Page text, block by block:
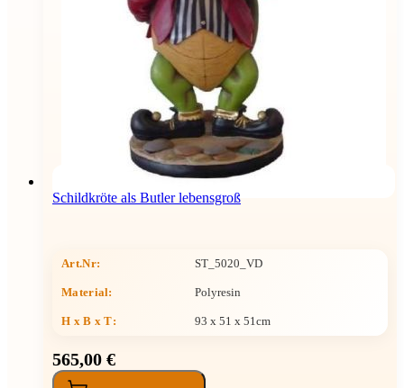
Schildkröte als Butler lebensgroß
Art.Nr: ST_5020_VD
Material: Polyresin
H x B x T: 93 x 51 x 51cm
565,00 €